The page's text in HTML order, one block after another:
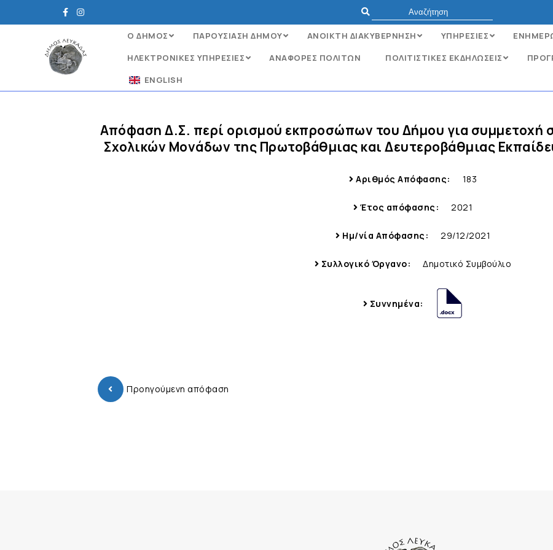
Ο ΔΗΜΟΣ ΠΑΡΟΥΣΙΑΣΗ ΔΗΜΟΥ ΑΝΟΙΚΤΗ ΔΙΑΚΥΒΕΡΝΗΣΗ ΥΠΗΡΕΣΙΕΣ
ΗΛΕΚΤΡΟΝΙΚΈΣ ΥΠΗΡΕΣΊΕΣ
ΑΝΑΦΟΡΈΣ ΠΟΛΙΤΏΝ ΠΟΛΙΤΙΣΤΙΚΕΣ ΕΚΔΗΛΩΣΕΙΣ
ENGLISH
Απόφαση Δ.Σ. περί ορισμού εκπροσώπων του Δήμου για συμμετοχή
Σχολικών Μονάδων της Πρωτοβάθμιας και Δευτεροβάθμιας
Αριθμός Απόφασης: 183
Έτος απόφασης: 2021
Ημ/νία Απόφασης: 29/12/2021
Συλλογικό Όργανο: Δημοτικό Συμβούλιο
Συννημένα:
Προηγούμενη απόφαση